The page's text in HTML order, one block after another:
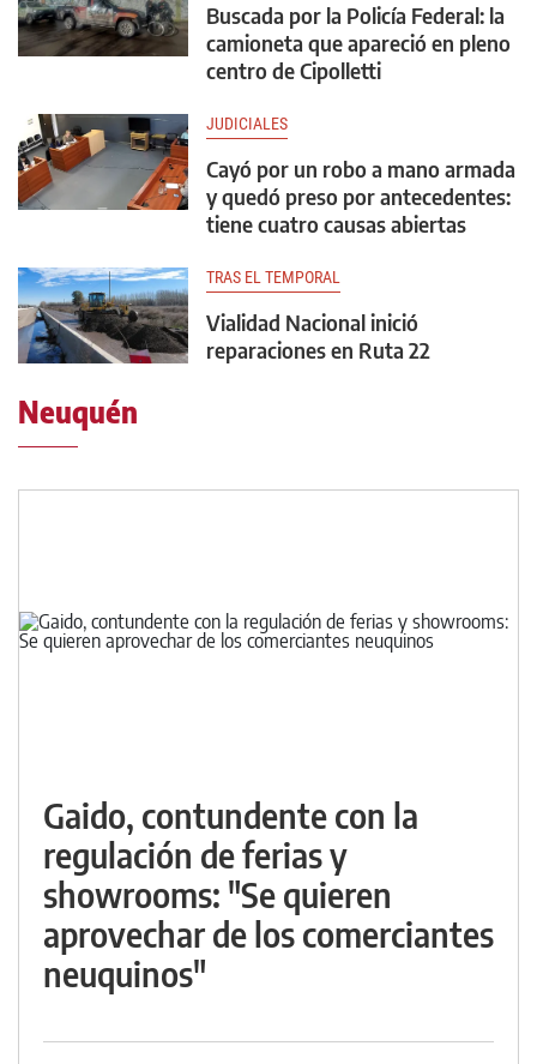
Buscada por la Policía Federal: la
camioneta que apareció en pleno
centro de Cipolletti
JUDICIALES
Cayó por un robo a mano armada
y quedó preso por antecedentes:
tiene cuatro causas abiertas
TRAS EL TEMPORAL
Vialidad Nacional inició
reparaciones en Ruta 22
Neuquén
Gaido, contundente con la
regulación de ferias y
showrooms: "Se quieren
aprovechar de los comerciantes
neuquinos"